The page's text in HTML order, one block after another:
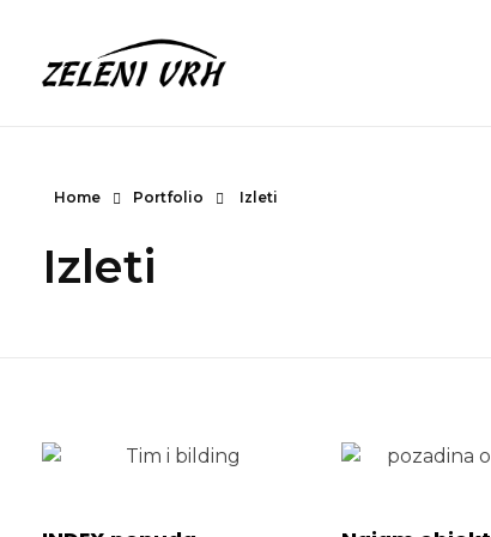
Home Portfolio Izleti
Izleti